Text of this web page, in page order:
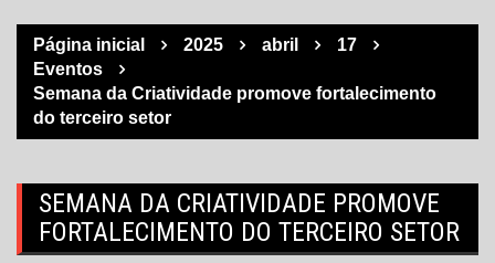
Página inicial 2025 abril
17
Eventos
Semana da Criatividade promove fortalecimento
do terceiro setor
SEMANA DA CRIATIVIDADE PROMOVE
FORTALECIMENTO DO TERCEIRO SETOR